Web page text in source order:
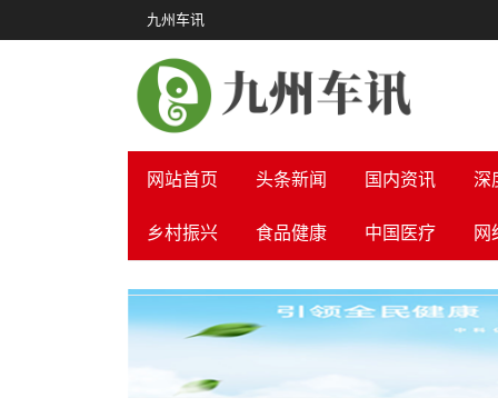
九州车讯
网站首页 头条新闻 国内资讯 深
乡村振兴 食品健康 中国医疗 网